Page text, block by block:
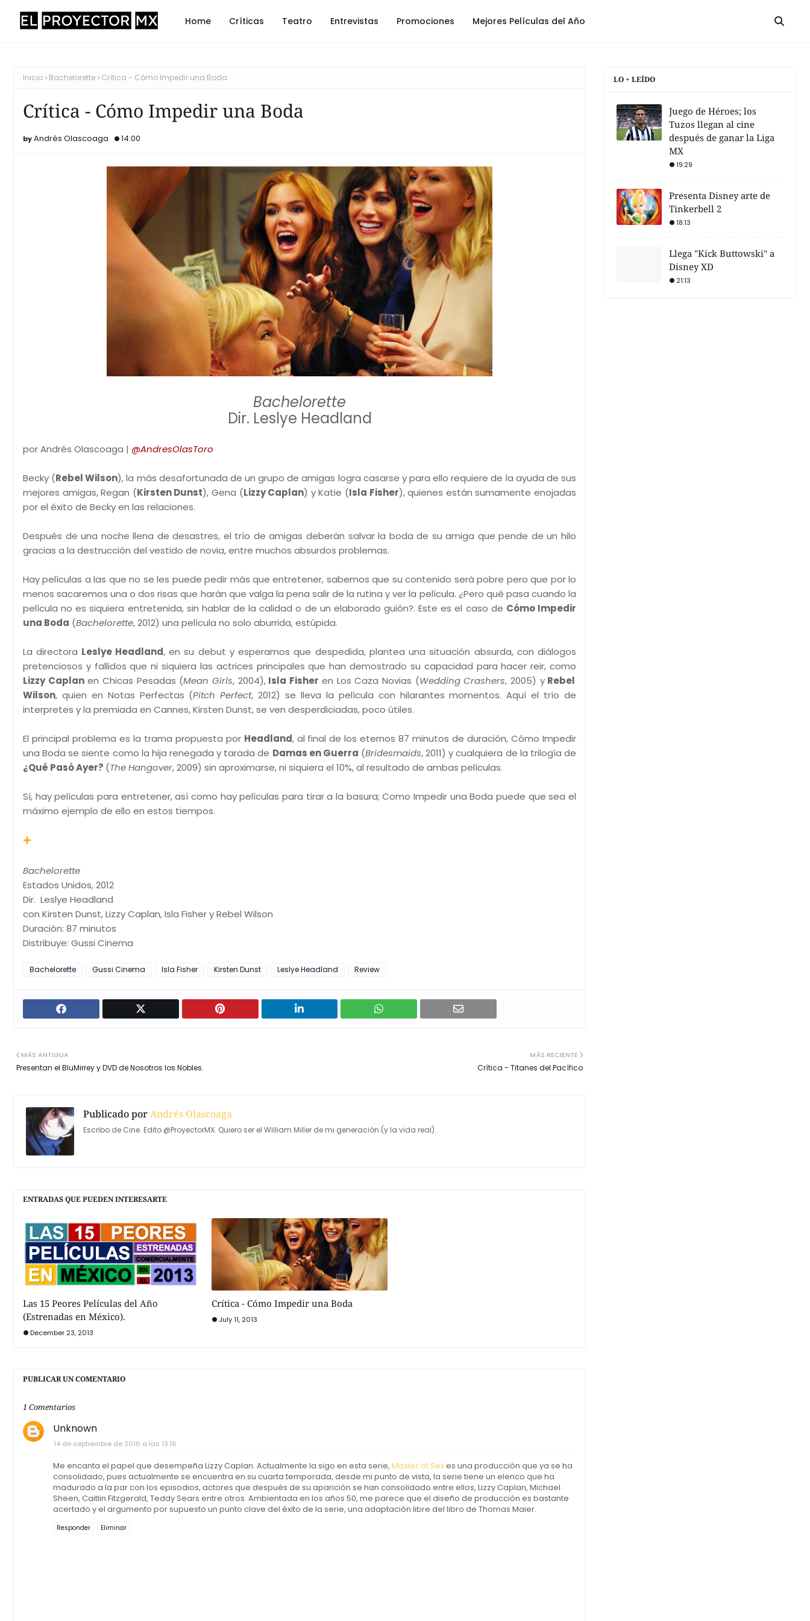
Home Críticas Teatro Entrevistas Promociones Mejores Películas del Año
Inicio Bachelorette Crítica - Cómo Impedir una Boda
Crítica - Cómo Impedir una Boda
Andrés Olascoaga 14:00
Bachelorette
Dir. Leslye Headland
por Andrés Olascoaga | @AndresOlasToro
Becky (Rebel Wilson), la más desafortunada de un grupo de amigas logra casarse y para ello requiere de la ayuda de sus
mejores amigas, Regan (Kirsten Dunst), Gena (Lizzy Caplan) y Katie (Isla Fisher), quienes están sumamente enojadas
por el éxito de Becky en las relaciones.
Después de una noche llena de desastres, el trío de amigas deberán salvar la boda de su amiga que pende de un hilo
gracias a la destrucción del vestido de novia, entre muchos absurdos problemas.
Hay películas a las que no se les puede pedir más que entretener, sabemos que su contenido será pobre pero que por lo
menos sacaremos una o dos risas que harán que valga la pena salir de la rutina y ver la película. ¿Pero qué pasa cuando la
película no es siquiera entretenida, sin hablar de la calidad o de un elaborado guión?. Este es el caso de Cómo Impedir
una Boda (Bachelorette, 2012) una película no solo aburrida, estúpida.
La directora Leslye Headland, en su debut y esperamos que despedida, plantea una situación absurda, con diálogos
pretenciosos y fallidos que ni siquiera las actrices principales que han demostrado su capacidad para hacer reir, como
Lizzy Caplanen Chicas Pesadas (Mean Girls, 2004),Isla Fisher en Los Caza Novias (Wedding Crashers, 2005) yRebel
Wilson, quien en Notas Perfectas (Pitch Perfect, 2012) se lleva la película con hilarantes momentos. Aquí el trío de
interpretes y la premiada en Cannes, Kirsten Dunst, se ven desperdiciadas, poco útiles.
El principal problema es la trama propuesta por Headland, al final de los eternos 87 minutos de duración, Cómo Impedir
una Boda se siente como la hija renegada y tarada de Damas en Guerra (Bridesmaids, 2011) y cualquiera de la trilogía de
¿Qué Pasó Ayer? (The Hangover, 2009) sin aproximarse, ni siquiera el 10%, al resultado de ambas películas.
Sí, hay películas para entretener, así como hay películas para tirar a la basura; Como Impedir una Boda puede que sea el
máximo ejemplo de ello en estos tiempos.
+
Bachelorette
Estados Unidos, 2012
Dir. Leslye Headland
con Kirsten Dunst, Lizzy Caplan, Isla Fisher y Rebel Wilson
Duración: 87 minutos
Distribuye: Gussi Cinema
Bachelorette Gussi Cinema Isla Fisher Kirsten Dunst Leslye Headland Review
MÁS RECIENTE
Crítica - Titanes del Pacífico
MÁS ANTIGUA
Presentan el BluMirrey y DVD de Nosotros los Nobles.
Publicado porAndrés Olascoaga
Escribo de Cine. Edito @ProyectorMX. Quiero ser el William Miller de mi generación (y la vida real).
ENTRADAS QUE PUEDEN INTERESARTE
Las 15 Peores Películas del Año
(Estrenadas en México).
December 23, 2013
Crítica - Cómo Impedir una Boda
July 11, 2013
PUBLICAR UN COMENTARIO
1 Comentarios
Unknown
14 de septiembre de 2016 a las 13:16
Me encanta el papel que desempeña Lizzy Caplan. Actualmente la sigo en esta serie, Master of Sexes una producción que ya se ha
consolidado, pues actualmente se encuentra en su cuarta temporada, desde mi punto de vista, la serie tiene un elenco que ha
madurado a la par con los episodios, actores que después de su aparición se han consolidado entre ellos, Lizzy Caplan, Michael
Sheen, Caitlin Fitzgerald, Teddy Sears entre otros. Ambientada en los años 50, me parece que el diseño de producción es bastante
acertado y el argumento por supuesto un punto clave del éxito de la serie, una adaptación libre del libro de Thomas Maier.
Responder Eliminar
LO + LEÍDO
Juego de Héroes; los
Tuzos llegan al cine
después de ganar la Liga
MX
19:29
Presenta Disney arte de
Tinkerbell 2
18:13
Llega "Kick Buttowski" a
Disney XD
21:13